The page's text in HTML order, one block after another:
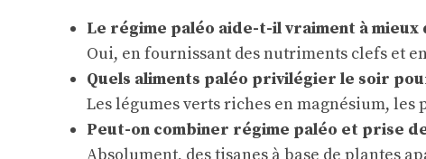
Le régime paléo aide-t-il vraiment à mieux
Oui, en fournissant des nutriments clefs et
Quels aliments paléo privilégier le soir
Les légumes verts riches en magnésium,
Peut-on combiner régime paléo et prise
Absolument, des tisanes à base de plantes